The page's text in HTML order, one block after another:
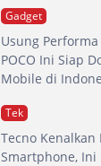
Gadget
Usung
POCO Ini Siap
Mobile di
Tek
Tecno Kenalkan
Smartphone, Ini